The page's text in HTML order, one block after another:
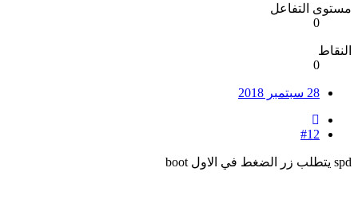
مستوى التفاعل
0
النقاط
0
28 سبتمبر 2018
#12
spd يتطلب زر الضغط في الاول boot